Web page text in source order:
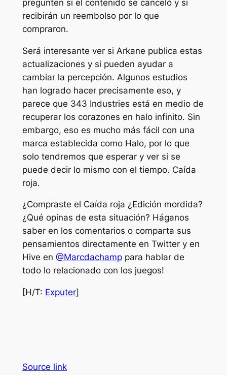
pregunten si el contenido se canceló y si
recibirán un reembolso por lo que
compraron.
Será interesante ver si Arkane publica estas
actualizaciones y si pueden ayudar a
cambiar la percepción. Algunos estudios
han logrado hacer precisamente eso, y
parece que 343 Industries está en medio de
recuperar los corazones en halo infinito. Sin
embargo, eso es mucho más fácil con una
marca establecida como Halo, por lo que
solo tendremos que esperar y ver si se
puede decir lo mismo con el tiempo. Caída
roja.
¿Compraste el Caída roja ¿Edición mordida?
¿Qué opinas de esta situación? Háganos
saber en los comentarios o comparta sus
pensamientos directamente en Twitter y en
Hive en @Marcdachamppara hablar de
todo lo relacionado con los juegos!
[H/T: Exputer]
Source link